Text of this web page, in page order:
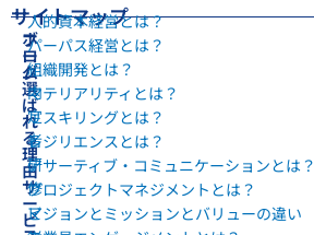
サイトマップ
ホ
ー
ム
選
ば
れ
る
理
由
サ
ー
ビ
ブ
ロ
グ
内
定
者
研
修
マ
人的資本経営とは？
パーパス経営とは？
組織開発とは？
マテリアリティとは？
リスキリングとは？
レジリエンスとは？
アサーティブ・コミュニケーションとは？
プロジェクトマネジメントとは？
ビジョンとミッションとバリューの違い